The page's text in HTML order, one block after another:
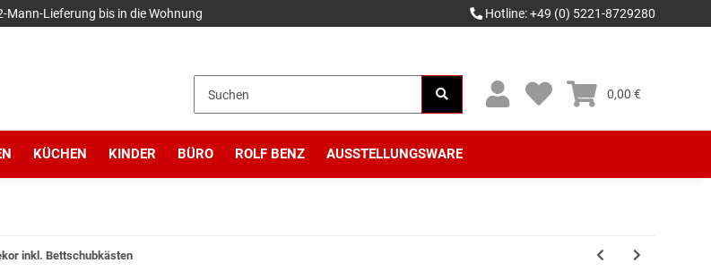
Mann-Lieferung bis in die Wohnung Hotline: +49 (0) 5221-8729280
0,00 €
KÜCHEN KINDER BÜRO ROLF BENZ AUSSTELLUNGSWARE
inkl. Bettschubkästen